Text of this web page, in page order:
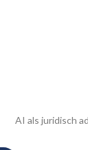
AI als juridisch